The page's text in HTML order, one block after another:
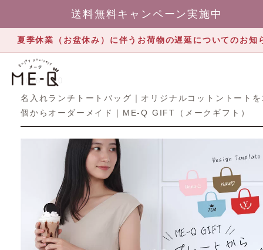
送料無料キャンペーン実施中
夏季休業（お盆休み）に伴うお荷物の遅延についてのお知
2026.1.20
名入れランチトートバッグ｜オリジナルコットントート
個からオーダーメイド｜ME-Q GIFT（メークギフト）